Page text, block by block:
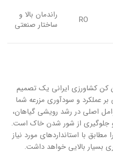
RO
راندمان بالا و
ساختار صنعتی
کن کشاورزی ایرانی یک تصمیم
عملکرد و سودآوری مزرعه شما
اصلی در رشد رویشی گیاهان،
جلوگیری از شور شدن خاک است.
مطابق با استانداردهای مورد نیاز
بسیار بالایی خواهد داشت.